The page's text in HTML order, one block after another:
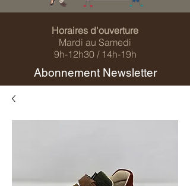
Horaires d'ouverture
Mardi au Samedi
9h-12h30 / 14h-19h
Abonnement Newsletter